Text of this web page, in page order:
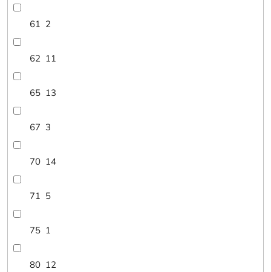
61 2
62 11
65 13
67 3
70 14
71 5
75 1
80 12